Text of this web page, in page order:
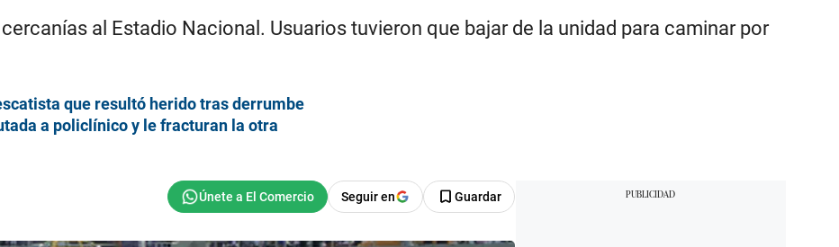
al Estadio Nacional. Usuarios tuvieron que bajar de la unidad para caminar por
que resultó herido tras derrumbe
a policlínico y le fracturan la otra
Seguir en Guardar